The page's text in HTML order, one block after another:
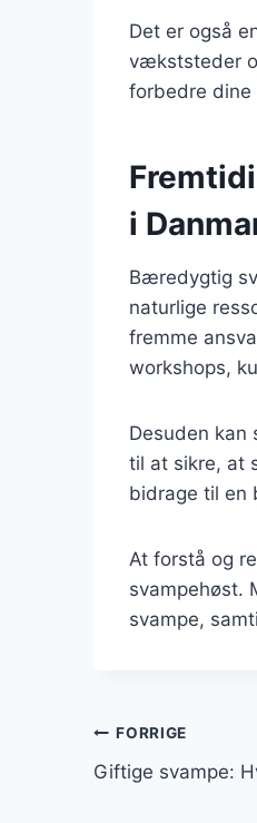
Det er også
vækststeder
forbedre dine
i
Bæredygtig
naturlige
fremme
workshops,
Desuden kan
til at sikre, at
bidrage til en
At forstå og
svampehøst.
svampe,
FORRIGE
Giftige svampe: